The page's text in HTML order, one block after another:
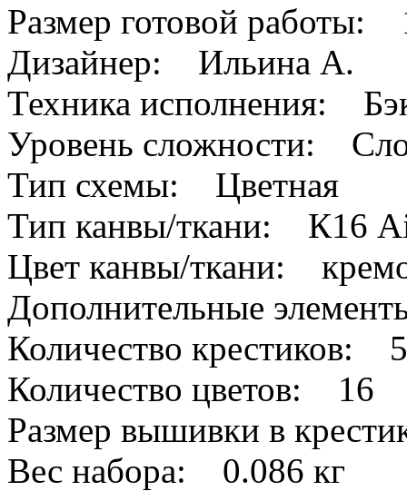
Размер готовой работы:
Дизайнер: Ильина А.
Техника исполнения:
Уровень сложности:
Тип схемы: Цветная
Тип канвы/ткани: К16
Цвет канвы/ткани:
Дополнительные
Количество крестиков:
Количество цветов: 16
Размер вышивки в
Вес набора: 0.086 кг